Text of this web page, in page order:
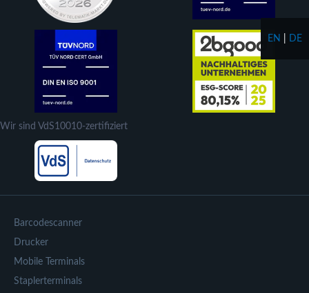
Wir sind VdS10010-zertifiziert
Barcodescanner
Drucker
Mobile Terminals
Staplerterminals
EN DE